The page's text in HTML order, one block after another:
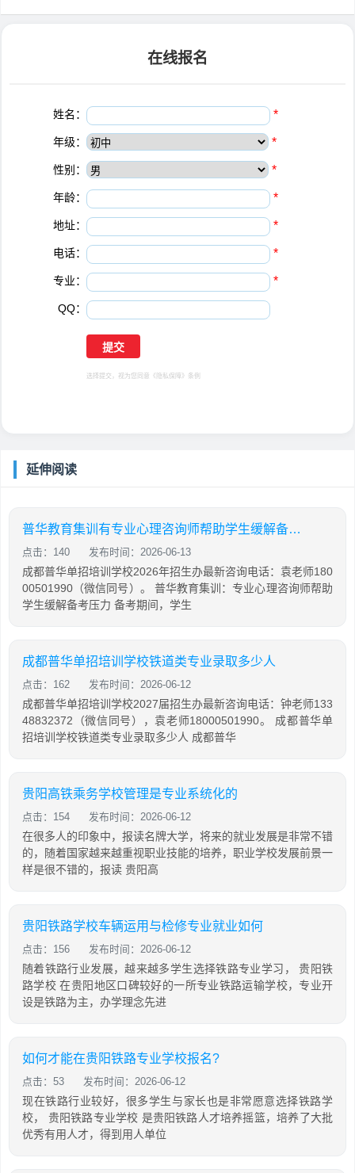
在线报名
姓名： *
年级： *
性别： *
年龄： *
地址： *
电话： *
专业： *
QQ：
选择提交，视为您同意 《隐私保障》 条例
延伸阅读
普华教育集训有专业心理咨询师帮助学生缓解备考压力
点击：140 发布时间：2026-06-13
成都普华单招培训学校2026年招生办最新咨询电话：袁老师180
00501990（微信同号）。 普华教育集训：专业心理咨询师帮助
学生缓解备考压力 备考期间，学生
成都普华单招培训学校铁道类专业录取多少人
点击：162 发布时间：2026-06-12
成都普华单招培训学校2027届招生办最新咨询电话：钟老师133
48832372（微信同号），袁老师18000501990。 成都普华单
招培训学校铁道类专业录取多少人 成都普华
贵阳高铁乘务学校管理是专业系统化的
点击：154 发布时间：2026-06-12
在很多人的印象中，报读名牌大学，将来的就业发展是非常不错
的，随着国家越来越重视职业技能的培养，职业学校发展前景一
样是很不错的，报读 贵阳高
贵阳铁路学校车辆运用与检修专业就业如何
点击：156 发布时间：2026-06-12
随着铁路行业发展，越来越多学生选择铁路专业学习， 贵阳铁
路学校 在贵阳地区口碑较好的一所专业铁路运输学校，专业开
设是铁路为主，办学理念先进
如何才能在贵阳铁路专业学校报名?
点击：53 发布时间：2026-06-12
现在铁路行业较好，很多学生与家长也是非常愿意选择铁路学
校， 贵阳铁路专业学校 是贵阳铁路人才培养摇篮，培养了大批
优秀有用人才，得到用人单位